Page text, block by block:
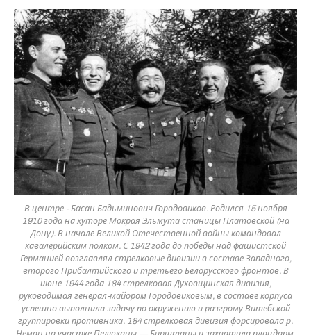
В центре - Басан Бадьминович Городовиков. Родился 15 ноября
1910 года на хуторе Мокрая Эльмута станицы Платовской (на
Дону). В начале Великой Отечественной войны командовал
кавалерийским полком. С 1942 года до победы над фашистской
Германией возглавлял стрелковые дивизии в составе Западного,
второго Прибалтийского и третьего Белорусского фронтов. В
июне 1944 года 184 стрелковая Духовщинская дивизия,
руководимая генерал-майором Городовиковым, в составе корпуса
успешно выполнила задачу по окружению и разгрому Витебской
группировки противника. 184 стрелковая дивизия форсировала р.